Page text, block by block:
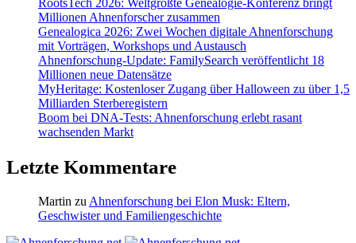
Millionen Ahnenforscher zusammen
Genealogica 2026: Zwei Wochen digitale Ahnenforschung
mit Vorträgen, Workshops und Austausch
Ahnenforschung-Update: FamilySearch veröffentlicht 18
Millionen neue Datensätze
MyHeritage: Kostenloser Zugang über Halloween zu über 1,5
Milliarden Sterberegistern
Boom bei DNA-Tests: Ahnenforschung erlebt rasant
wachsenden Markt
Letzte Kommentare
Martin zu Ahnenforschung bei Elon Musk: Eltern,
Geschwister und Familiengeschichte